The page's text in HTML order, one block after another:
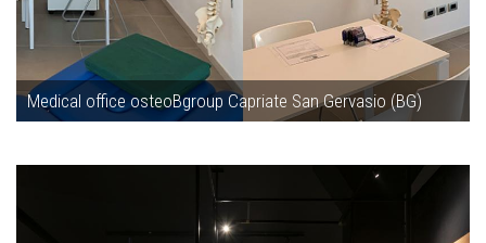
Medical office osteoBgroup Capriate San Gervasio (BG)